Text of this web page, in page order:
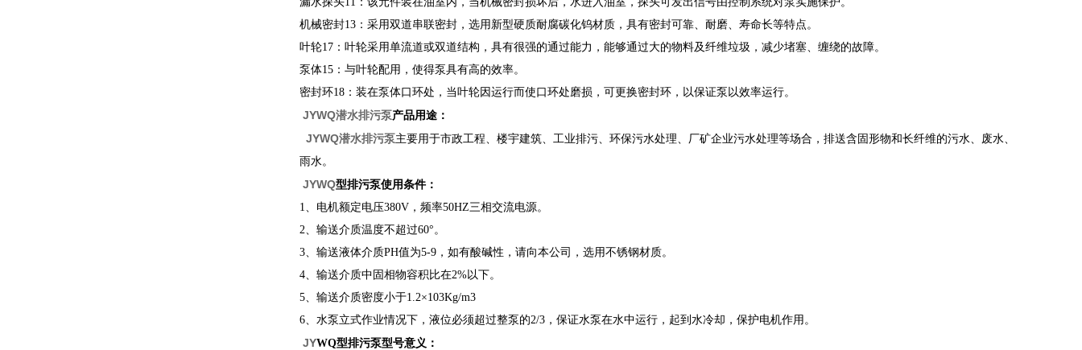
机械密封13：采用双道串联密封，选用新型硬质耐腐碳化钨材质，具有密封可靠、耐磨、寿命长等特点。
叶轮17：叶轮采用单流道或双道结构，具有很强的通过能力，能够通过大的物料及纤维垃圾，减少堵塞、缠绕的故障。
泵体15：与叶轮配用，使得泵具有高的效率。
密封环18：装在泵体口环处，当叶轮因运行而使口环处磨损，可更换密封环，以保证泵以效率运行。
JYWQ潜水排污泵产品用途：
JYWQ潜水排污泵主要用于市政工程、楼宇建筑、工业排污、环保污水处理、厂矿企业污水处理等场合，排送含固形物和长纤维的污水、废水、
雨水。
JYWQ型排污泵使用条件：
1、电机额定电压380V，频率50HZ三相交流电源。
2、输送介质温度不超过60°。
3、输送液体介质PH值为5-9，如有酸碱性，请向本公司，选用不锈钢材质。
4、输送介质中固相物容积比在2%以下。
5、输送介质密度小于1.2×103Kg/m3
6、水泵立式作业情况下，液位必须超过整泵的2/3，保证水泵在水中运行，起到水冷却，保护电机作用。
JYWQ型排污泵型号意义 ：